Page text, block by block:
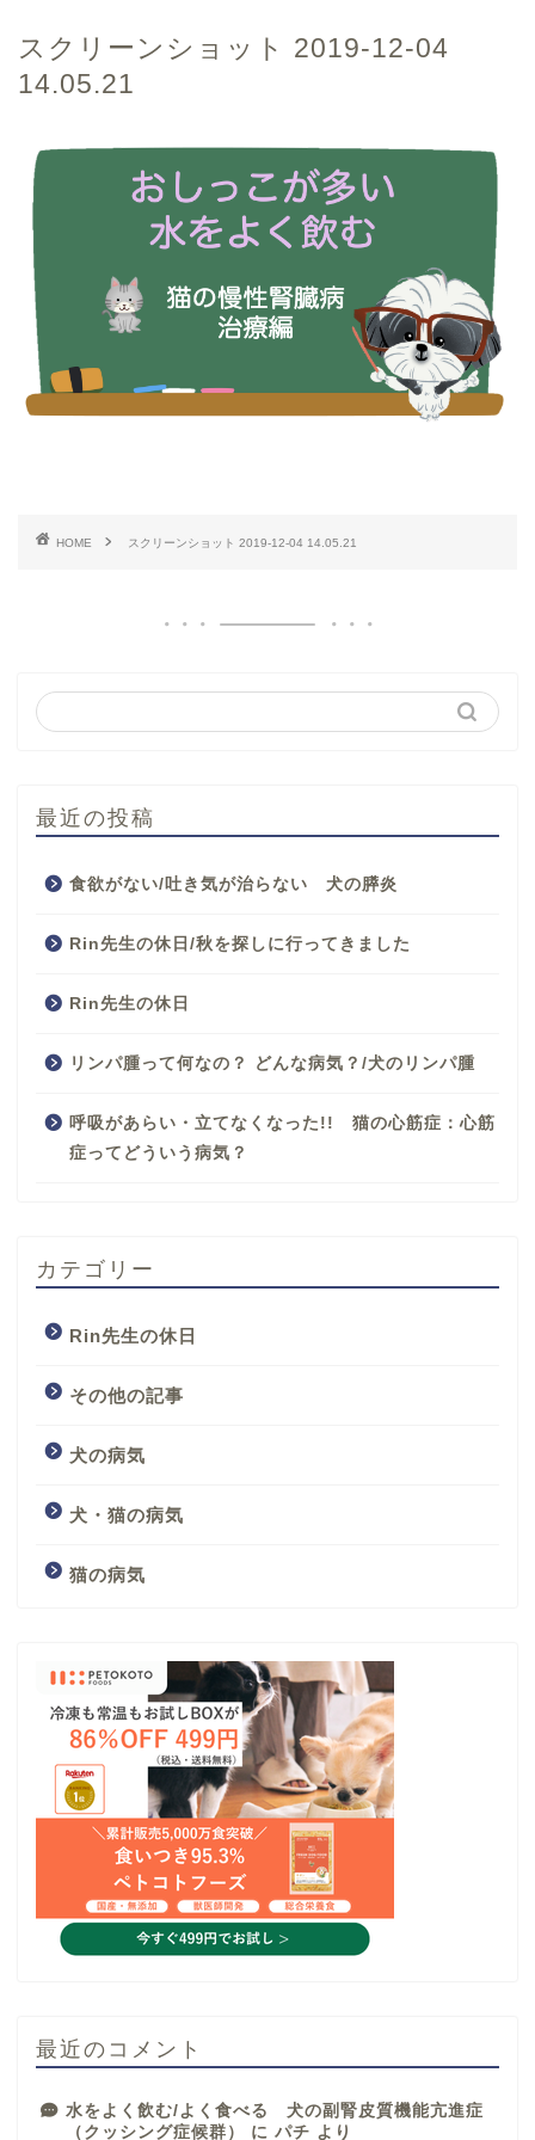
スクリーンショット 2019-12-04
14.05.21
HOME スクリーンショット 2019-12-04 14.05.21
最近の投稿
食欲がない/吐き気が治らない 犬の膵炎
Rin先生の休日/秋を探しに行ってきました
Rin先生の休日
リンパ腫って何なの？ どんな病気？/犬のリンパ腫
呼吸があらい・立てなくなった!! 猫の心筋症：心筋
症ってどういう病気？
カテゴリー
Rin先生の休日
その他の記事
犬の病気
犬・猫の病気
猫の病気
最近のコメント
水をよく飲む/よく食べる 犬の副腎皮質機能亢進症
（クッシング症候群）
に パチ より